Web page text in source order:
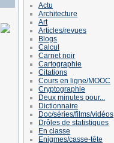
Actu
Architecture
Art
Articles/revues
Blogs
Calcul
Carnet noir
Cartographie
Citations
Cours en ligne/MOOC
Cryptographie
Deux minutes pour...
Dictionnaire
Doc/séries/films/vidéos
Drôles de statistiques
En classe
Enigmes/casse-tête